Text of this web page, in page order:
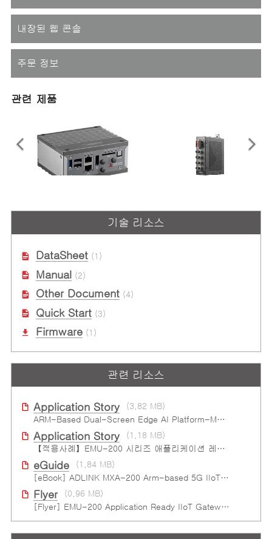
내장된 웹 콘솔
주문 정보
관련 제품
Intel® Atom™ 프로세서로 구성된
프로그래밍 가능 스마트 DAQ: 4채
기술 리소스
DataSheet(1)
Manual (2)
Other Document(4)
Quick Start(3)
Firmware(1)
관련 리소스
Application Story
(3.82 MB)
ARM-Based Dual-Screen Edge AI Platform-MXA-312M
Application Story
(1.18 MB)
【적용사례】EMU-200 시리즈 애플리케이션 레디 IIoT 게이트웨이
eGuide
(1.84 MB)
[eBook] ADLINK MXA-200 Arm-based 5G IIoT Gateway
Flyer
(0.96 MB)
[Flyer] EMU-200 Application Ready IIoT Gateway